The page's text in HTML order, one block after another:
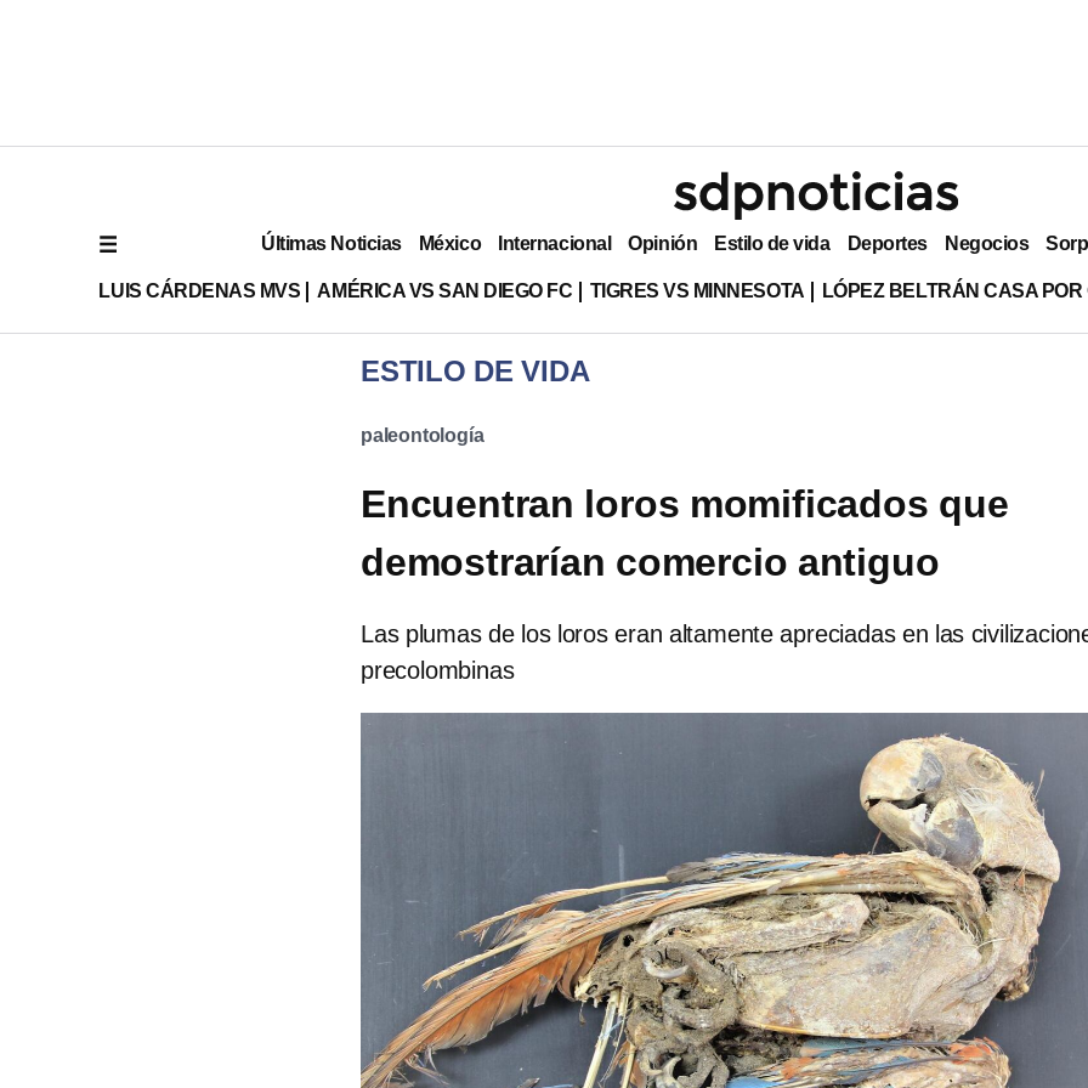
Últimas Noticias México Internacional Opinión Estilo de vida Deportes Negocios
LUIS CÁRDENAS MVS AMÉRICA VS SAN DIEGO FC TIGRES VS MINNESOTA LÓPEZ BELTRÁN CASA
ESTILO DE VIDA
paleontología
Encuentran loros momificados que
demostrarían comercio antiguo
Las plumas de los loros eran altamente apreciadas en las
precolombinas